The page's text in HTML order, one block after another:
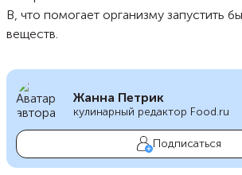
В, что помогает организму запустить
веществ.
Жанна Петрик
кулинарный редактор Food.ru
Подписаться